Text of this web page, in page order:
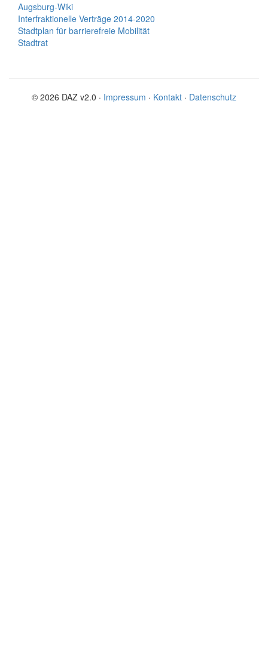
Augsburg-Wiki
Interfraktionelle Verträge 2014-2020
Stadtplan für barrierefreie Mobilität
Stadtrat
© 2026 DAZ v2.0 · Impressum · Kontakt · Datenschutz